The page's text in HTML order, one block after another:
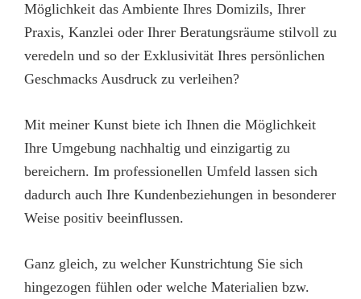
Möglichkeit das Ambiente Ihres Domizils, Ihrer
Praxis, Kanzlei oder Ihrer Beratungsräume stilvoll zu
veredeln und so der Exklusivität Ihres persönlichen
Geschmacks Ausdruck zu verleihen?
Mit meiner Kunst biete ich Ihnen die Möglichkeit
Ihre Umgebung nachhaltig und einzigartig zu
bereichern. Im professionellen Umfeld lassen sich
dadurch auch Ihre Kundenbeziehungen in besonderer
Weise positiv beeinflussen.
Ganz gleich, zu welcher Kunstrichtung Sie sich
hingezogen fühlen oder welche Materialien bzw.